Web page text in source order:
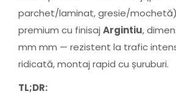
parchet/laminat, gresie/
premium cu finisaj Argintiu,
mm mm — rezistent la trafic
ridicată, montaj rapid cu șuruburi.
TL;DR: